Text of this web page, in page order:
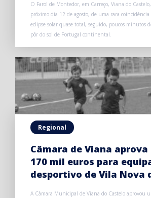
O Farol de Montedor, em Carreço, Viana do
próximo dia 12 de agosto, de uma rara
eclipse solar quase total, seguido, poucos minutos
pôr do sol de Portugal continental.
Regional
Câmara de Viana
170 mil euros para
desportivo de Vila Nova
A Câmara Municipal de Viana do Castelo aprovou